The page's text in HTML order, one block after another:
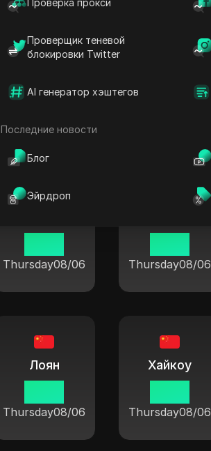
Проверка прокси
Проверщик теневой
блокировки Twitter
AI генератор хэштегов
Последние новости
Блог
Эйрдроп
19:37
Thursday08/06 Thursday08/06
Лоян
Thursday08/06
Хайкоу
Thursday08/06